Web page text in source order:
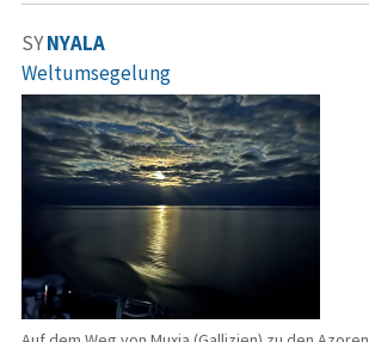
SYNYALA
Weltumsegelung